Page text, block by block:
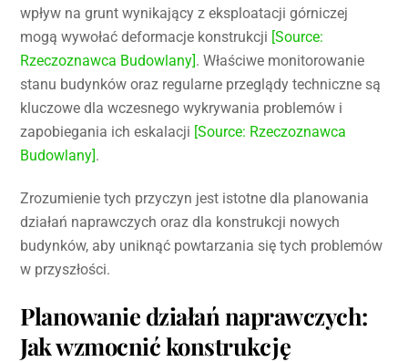
wpływ na grunt wynikający z eksploatacji górniczej
mogą wywołać deformacje konstrukcji [Source:
Rzeczoznawca Budowlany]. Właściwe monitorowanie
stanu budynków oraz regularne przeglądy techniczne są
kluczowe dla wczesnego wykrywania problemów i
zapobiegania ich eskalacji [Source: Rzeczoznawca
Budowlany].
Zrozumienie tych przyczyn jest istotne dla planowania
działań naprawczych oraz dla konstrukcji nowych
budynków, aby uniknąć powtarzania się tych problemów
w przyszłości.
Planowanie działań naprawczych:
Jak wzmocnić konstrukcję